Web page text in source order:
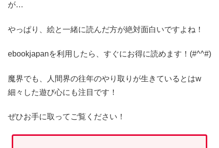
が…
やっぱり、絵と一緒に読んだ方が絶対面白いですよね！
ebookjapanを利用したら、すぐにお得に読めます！(#^^#)
魔界でも、人間界の往年のやり取りが生きているとはw
細々した遊び心にも注目です！
ぜひお手に取ってご覧ください！